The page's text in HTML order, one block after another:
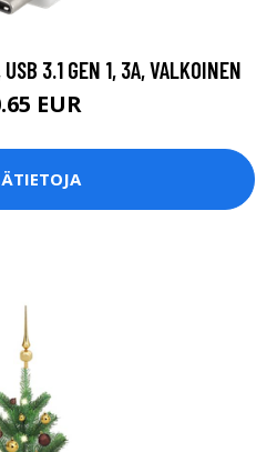
3.1 GEN 1, 3A, VALKOINEN
EUR